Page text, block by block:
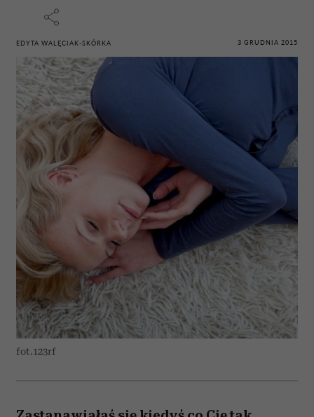
EDYTA WALĘCIAK-SKÓRKA 3 GRUDNIA 2015
fot.123rf